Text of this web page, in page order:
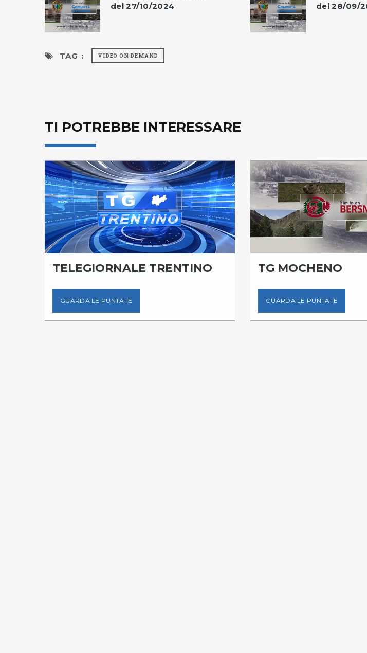
del 27/10/2024
del 28/09/
TAG : VIDEO ON DEMAND
TI POTREBBE INTERESSARE
TELEGIORNALE TRENTINO
GUARDA LE PUNTATE
TG MOCHENO
GUARDA LE PUNTATE